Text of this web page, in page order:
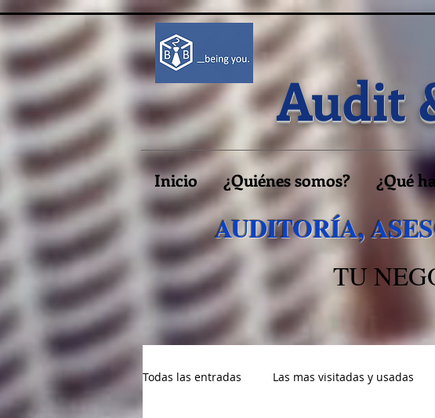
Audit
Inicio ¿Quiénes somos? ¿Qué
AUDITORÍA,
TU
Todas las entradas Las mas visitadas y usadas